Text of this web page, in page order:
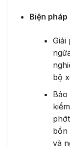
Biện
Giải
bộ
bồn
và